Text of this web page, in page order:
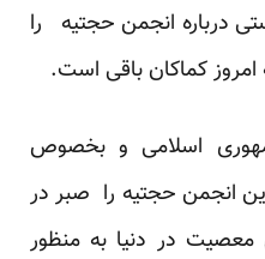
درباره انجمن حجتیه را
امروز کماکان باقی است.
اسلامی و بخصوص
انجمن حجتیه را صبر در
معصیت در دنیا به منظور